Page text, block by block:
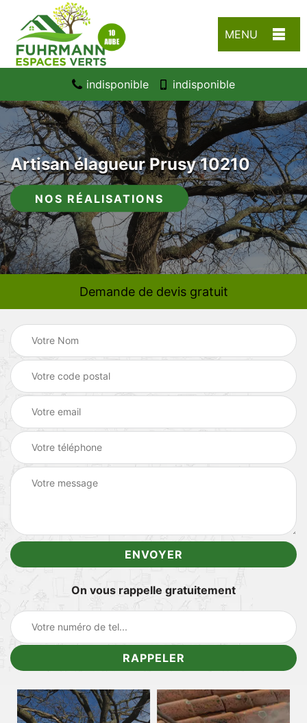
MENU
indisponible indisponible
Artisan élagueur Prusy 10210
NOS RÉALISATIONS
Demande de devis gratuit
On vous rappelle gratuitement